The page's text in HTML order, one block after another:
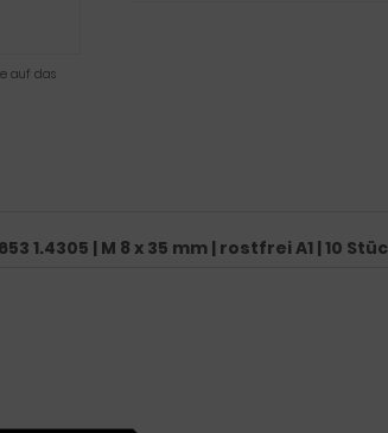
auf das
1.4305 | M 8 x 35 mm | rostfrei A1 | 10